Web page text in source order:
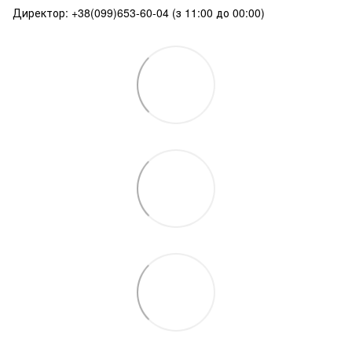
Директор: +38(099)653-60-04 (з 11:00 до 00:00)